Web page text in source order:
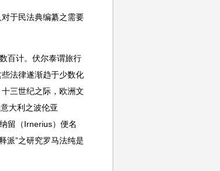
于民法典编纂之需要
百计。伏尔泰谓旅行
法律遂渐趋于少数化
三世纪之际，欧洲文
大利之波伦亚
留（Irnerius）便名
派”之研究罗马法纯是